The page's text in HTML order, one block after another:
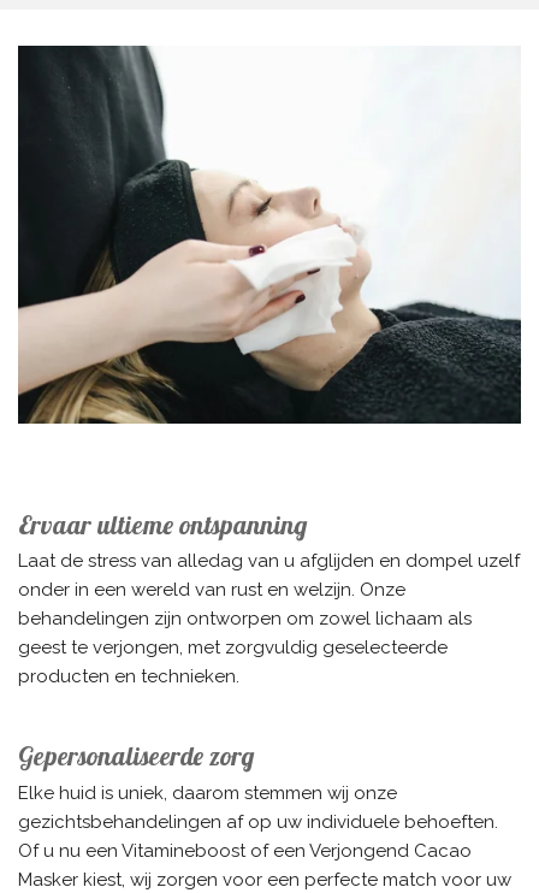
Ervaar ultieme ontspanning
Laat de stress van alledag van u afglijden en dompel uzelf
onder in een wereld van rust en welzijn. Onze
behandelingen zijn ontworpen om zowel lichaam als
geest te verjongen, met zorgvuldig geselecteerde
producten en technieken.
Gepersonaliseerde zorg
Elke huid is uniek, daarom stemmen wij onze
gezichtsbehandelingen af op uw individuele behoeften.
Of u nu een Vitamineboost of een Verjongend Cacao
Masker kiest, wij zorgen voor een perfecte match voor uw